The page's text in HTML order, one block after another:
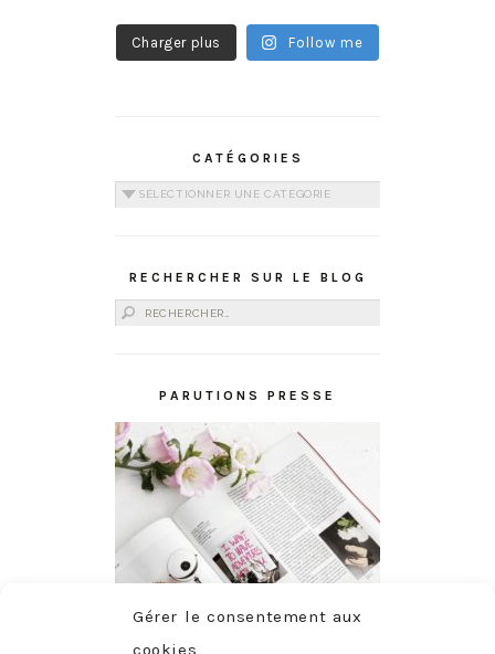
Gérer le consentement aux
cookies
Charger plus Follow me
CATÉGORIES
Catégories
RECHERCHER SUR LE BLOG
Rechercher :
PARUTIONS PRESSE